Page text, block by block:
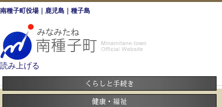
南種子町役場｜鹿児島｜種子島
読み上げる